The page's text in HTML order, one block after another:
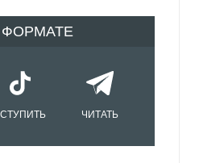
ФОРМАТЕ
ЧИТАТЬ